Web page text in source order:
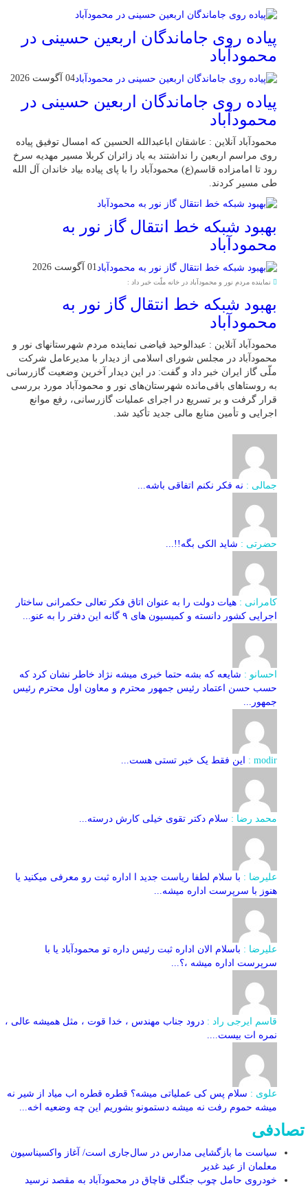
پیاده روی جاماندگان اربعین حسینی در
محمودآباد
04 آگوست 2026
پیاده روی جاماندگان اربعین حسینی در
محمودآباد
محمودآباد آنلاین : عاشقان اباعبدالله الحسین که امسال توفیق پیاده
روی مراسم اربعین را نداشتند به یاد زائران کربلا مسیر مهدیه سرخ
رود تا امامزاده قاسم(ع) محمودآباد را با پای پیاده بیاد خاندان آل الله
طی مسیر کردند.
بهبود شبکه خط انتقال گاز نور به
محمودآباد
01 آگوست 2026
نماینده مردم نور و محمودآباد در خانه ملّت خبر داد :
بهبود شبکه خط انتقال گاز نور به
محمودآباد
محمودآباد آنلاین : عبدالوحید فیاضی نماینده مردم شهرستانهای نور و
محمودآباد در مجلس شورای اسلامی از دیدار با مدیرعامل شرکت
ملّی گاز ایران خبر داد و گفت: در این دیدار آخرین وضعیت گازرسانی
به روستاهای باقی‌مانده شهرستان‌های نور و محمودآباد مورد بررسی
قرار گرفت و بر تسریع در اجرای عملیات گازرسانی، رفع موانع
اجرایی و تأمین منابع مالی جدید تأکید شد.
جمالی : نه فکر نکنم اتفاقی باشه...
حضرتی : شاید الکی بگه!!...
کامرانی : هیات دولت را به عنوان اتاق فکر تعالی حکمرانی ساختار
اجرایی کشور دانسته و کمیسیون های ۹ گانه این دفتر را به عنو...
احسانو : شایعه که بشه حتما خبری میشه نژاد خاطر نشان کرد که
حسب حسن اعتماد رئیس جمهور محترم و معاون اول محترم رئیس
جمهور...
modir : این فقط یک خبر تستی هست...
محمد رضا : سلام دکتر تقوی خیلی کارش درسته...
علیرضا : با سلام لطفا ریاست جدید ا اداره ثبت‌ رو معرفی میکنید یا
هنوز با سرپرست اداره‌ میشه...
علیرضا : باسلام الان اداره ثبت رئیس داره تو محمودآباد یا با
سرپرست اداره میشه ،؟...
قاسم ایرجی راد : درود جناب مهندس ، خدا قوت ، مثل همیشه عالی ،
نمره ات بیست....
علوی : سلام پس کی عملیاتی میشه؟ قطره قطره اب میاد از شیر نه
میشه حموم رفت نه میشه دستمونو بشوریم این چه وضعیه اخه...
تصادفی
سیاست ما بازگشایی مدارس در سال‌جاری است/ آغاز واکسیناسیون
معلمان از عید غدیر
خودروی حامل چوب جنگلی قاچاق در محمودآباد به مقصد نرسید